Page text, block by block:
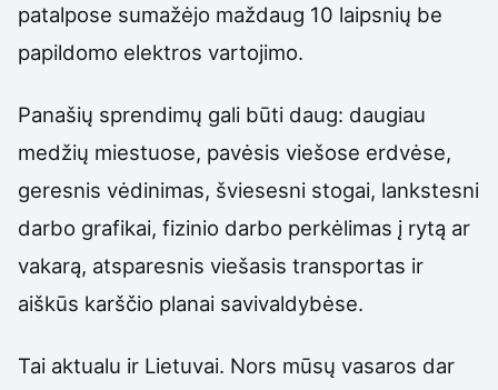
patalpose sumažėjo maždaug 10 laipsnių be
papildomo elektros vartojimo.
Panašių sprendimų gali būti daug: daugiau
medžių miestuose, pavėsis viešose erdvėse,
geresnis vėdinimas, šviesesni stogai, lankstesni
darbo grafikai, fizinio darbo perkėlimas į rytą ar
vakarą, atsparesnis viešasis transportas ir
aiškūs karščio planai savivaldybėse.
Tai aktualu ir Lietuvai. Nors mūsų vasaros dar